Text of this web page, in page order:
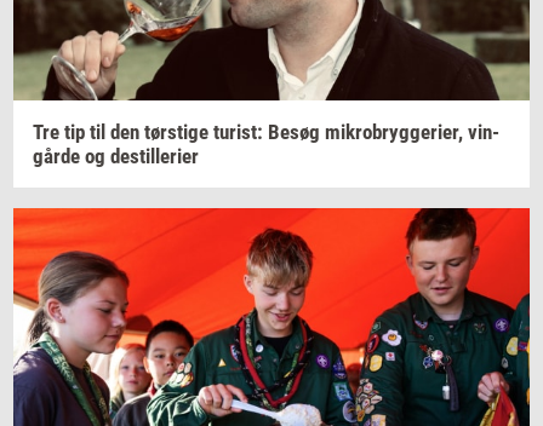
Tre tip til den tørsti­ge turist: Besøg mi­kro­bryg­ge­ri­er, vin­
går­de og destil­le­ri­er